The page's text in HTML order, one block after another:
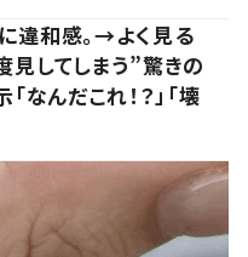
違和感。→よく見る
してしまう”驚きの
なんだこれ！？」「壊